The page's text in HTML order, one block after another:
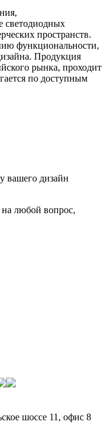
светодиодных
пространств.
функциональности,
Продукция
рынка, проходит
по доступным
вашего дизайн
любой вопрос,
шоссе 11, офис 8